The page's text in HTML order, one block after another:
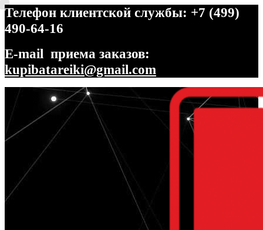
Телефон клиентской службы: +7 (499)
490-64-16
E-mail приема заказов:
kupibatareiki@gmail.com
Перейти
навигации
Перейти
содержимому